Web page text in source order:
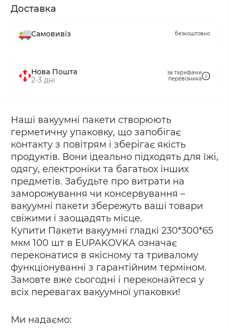
Доставка
Самовивіз безкоштовно
Нова Пошта
2-3 дні
за тарифами
перевізника
Наші вакуумні пакети створюють
герметичну упаковку, що запобігає
контакту з повітрям і зберігає якість
продуктів. Вони ідеально підходять для їжі,
одягу, електроніки та багатьох інших
предметів. Забудьте про витрати на
заморожування чи консервування –
вакуумні пакети збережуть ваші товари
свіжими і заощадять місце.
Купити Пакети вакуумні гладкі 230*300*65
мкм 100 шт в EUPAKOVKA означає
переконатися в якісному та тривалому
функціонуванні з гарантійним терміном.
Замовте вже сьогодні і переконайтеся у
всіх перевагах вакуумної упаковки!
Ми надаємо: